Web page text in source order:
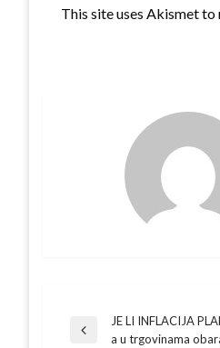
This site uses Akismet to
Navigacija
Previous
JE LI INFLACIJA
a u trgovinama